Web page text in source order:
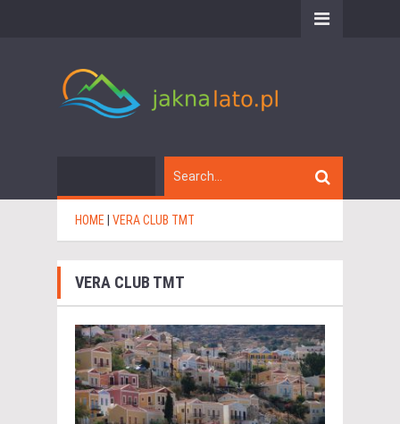
HOME VERA CLUB TMT
VERA CLUB TMT